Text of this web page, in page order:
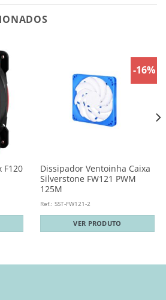
F120
-16%
Dissipador Ventoinha Caixa
Silverstone FW121 PWM
125M
Ref.: SST-FW121-2
VER PRODUTO